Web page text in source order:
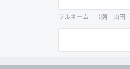
フルネーム （例 山田